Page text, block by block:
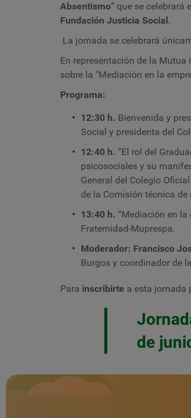
Absentismo” que se celebrará
Fundación Justicia Social.
La jornada se celebrará
En representación de la Mutua
sobre la "Mediación en la
Programa:
12:30 h. Bienvenida y
Social y presidenta del
12:40 h. “El rol del
psicosociales y su
General del Colegio
de la Comisión técnica de
13:40 h. “Mediación en la
Fraternidad-Muprespa.
Moderador: Francisco
Burgos y coordinador de
Para inscribirte a esta jornada
de